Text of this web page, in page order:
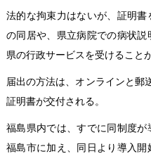
法的な拘束力はないが、証明
の同居や、県立病院での病状説
県の行政サービスを受けること
届出の方法は、オンラインと郵
証明書が交付される。
福島県内では、すでに同制度が
福島市に加え、同日より導入